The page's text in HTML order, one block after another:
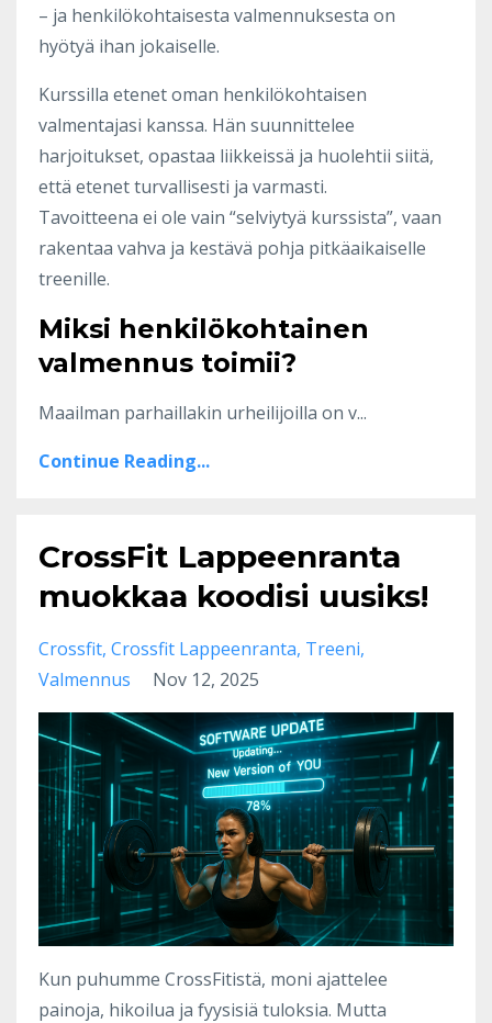
– ja henkilökohtaisesta valmennuksesta on
hyötyä ihan jokaiselle.
Kurssilla etenet oman henkilökohtaisen
valmentajasi kanssa. Hän suunnittelee
harjoitukset, opastaa liikkeissä ja huolehtii siitä,
että etenet turvallisesti ja varmasti.
Tavoitteena ei ole vain “selviytyä kurssista”, vaan
rakentaa vahva ja kestävä pohja pitkäaikaiselle
treenille.
Miksi henkilökohtainen
valmennus toimii?
Maailman parhaillakin urheilijoilla on v...
Continue Reading...
CrossFit Lappeenranta
muokkaa koodisi uusiks!
Crossfit Crossfit Lappeenranta Treeni
Valmennus
Nov 12, 2025
Kun puhumme CrossFitistä, moni ajattelee
painoja, hikoilua ja fyysisiä tuloksia. Mutta